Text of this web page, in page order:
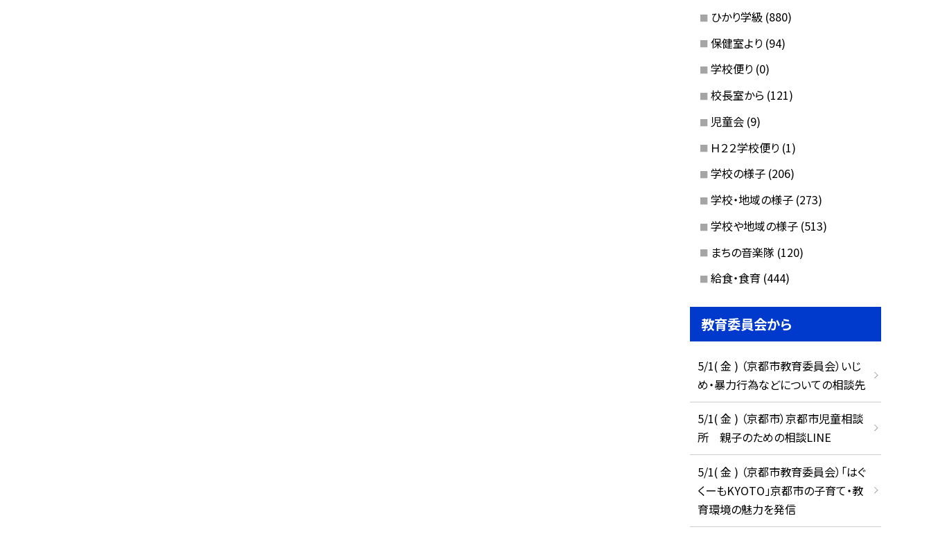
ひかり学級 (880)
保健室より (94)
学校便り (0)
校長室から (121)
児童会 (9)
Ｈ２２学校便り (1)
学校の様子 (206)
学校・地域の様子 (273)
学校や地域の様子 (513)
まちの音楽隊 (120)
給食・食育 (444)
教育委員会から
5/1( 金 ) （京都市教育委員会）いじ
め・暴力行為などについての相談先
5/1( 金 ) （京都市）京都市児童相談
所 親子のための相談LINE
5/1( 金 ) （京都市教育委員会）「はぐ
くーもKYOTO」京都市の子育て・教
育環境の魅力を発信